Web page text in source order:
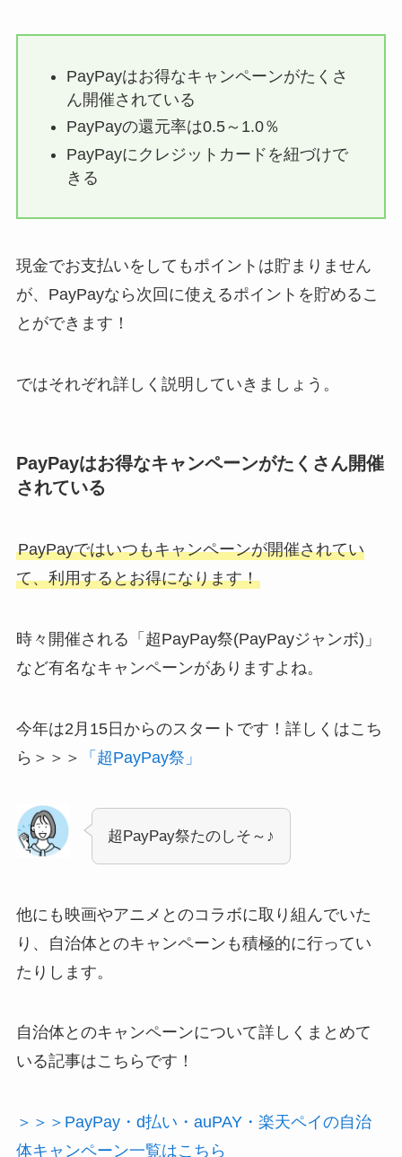
PayPayはお得なキャンペーンがたくさ
ん開催されている
PayPayの還元率は0.5～1.0％
PayPayにクレジットカードを紐づけで
きる
現金でお支払いをしてもポイントは貯まりません
が、PayPayなら次回に使えるポイントを貯めるこ
とができます！
ではそれぞれ詳しく説明していきましょう。
PayPayはお得なキャンペーンがたくさん開催
されている
PayPayではいつもキャンペーンが開催されてい
て、利用するとお得になります！
時々開催される「超PayPay祭(PayPayジャンボ)」
など有名なキャンペーンがありますよね。
今年は2月15日からのスタートです！詳しくはこち
ら＞＞＞
「超PayPay祭」
超PayPay祭たのしそ～♪
他にも映画やアニメとのコラボに取り組んでいた
り、自治体とのキャンペーンも積極的に行ってい
たりします。
自治体とのキャンペーンについて詳しくまとめて
いる記事はこちらです！
＞＞＞PayPay・d払い・auPAY・楽天ペイの自治
体キャンペーン一覧はこちら